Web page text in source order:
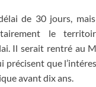
de 30 jours,
le
Il serait rentré au
précisent que
avant dix ans.